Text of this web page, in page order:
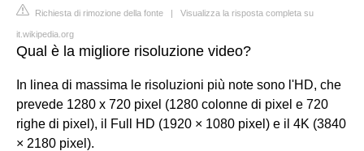
Richiesta di rimozione della fonte | Visualizza la risposta completa su
it.wikipedia.org
Qual è la migliore risoluzione video?
In linea di massima le risoluzioni più note sono l'HD, che
prevede 1280 x 720 pixel (1280 colonne di pixel e 720
righe di pixel), il Full HD (1920 × 1080 pixel) e il 4K (3840
× 2180 pixel).